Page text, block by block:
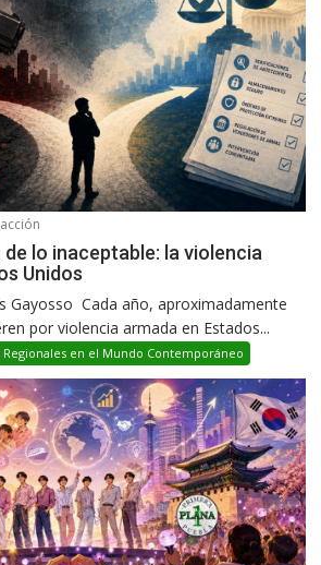
lo inaceptable: la violencia
Unidos
Gayosso Cada año, aproximadamente
por violencia armada en Estados...
Regionales en el Mundo Contemporáneo